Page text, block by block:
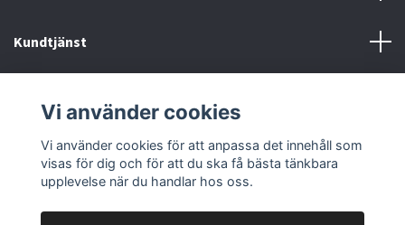
Kundtjänst
Sociala medier
Vi använder cookies
Vi använder cookies för att anpassa det innehåll som
visas för dig och för att du ska få bästa tänkbara
upplevelse när du handlar hos oss.